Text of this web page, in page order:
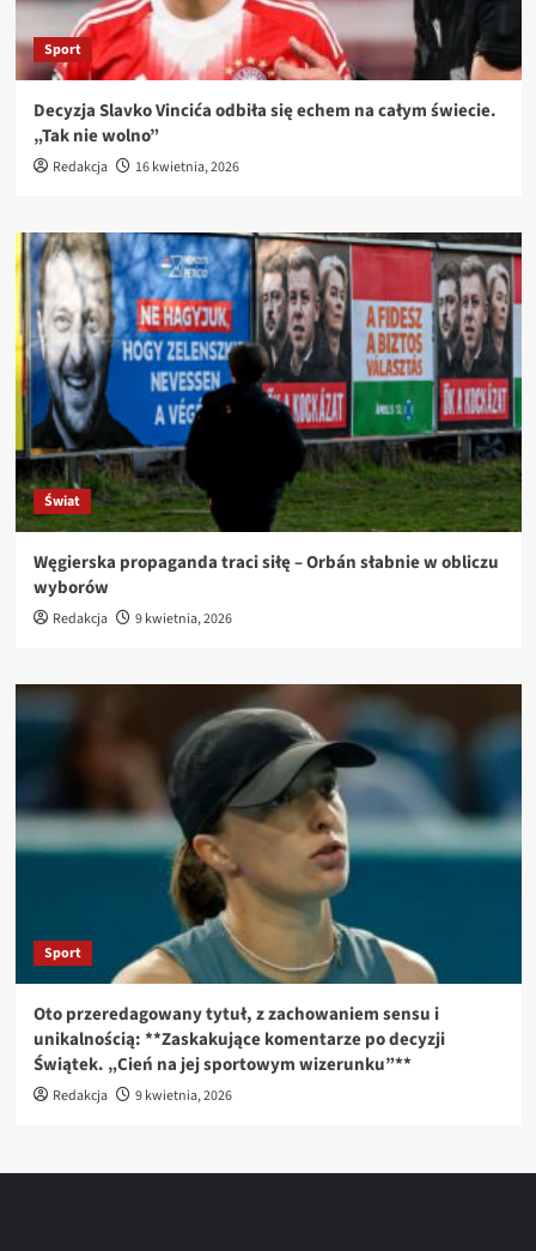
Sport
Decyzja Slavko Vincića odbiła się echem na całym świecie.
„Tak nie wolno”
Redakcja 16 kwietnia, 2026
Świat
Węgierska propaganda traci siłę – Orbán słabnie w obliczu
wyborów
Redakcja 9 kwietnia, 2026
Sport
Oto przeredagowany tytuł, z zachowaniem sensu i
unikalnością: **Zaskakujące komentarze po decyzji
Świątek. „Cień na jej sportowym wizerunku”**
Redakcja 9 kwietnia, 2026